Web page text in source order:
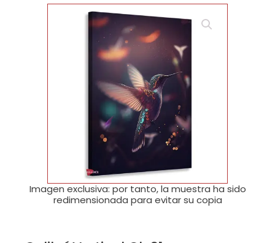
🔍
Imagen exclusiva: por tanto, la muestra ha sido
redimensionada para evitar su copia